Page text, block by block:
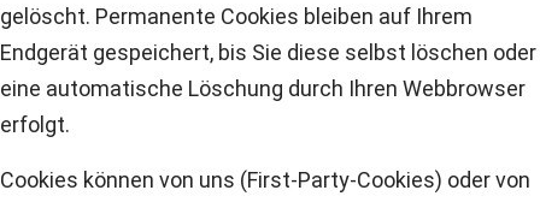
gelöscht. Permanente Cookies bleiben auf Ihrem
Endgerät gespeichert, bis Sie diese selbst löschen oder
eine automatische Löschung durch Ihren Webbrowser
erfolgt.
Cookies können von uns (First-Party-Cookies) oder von